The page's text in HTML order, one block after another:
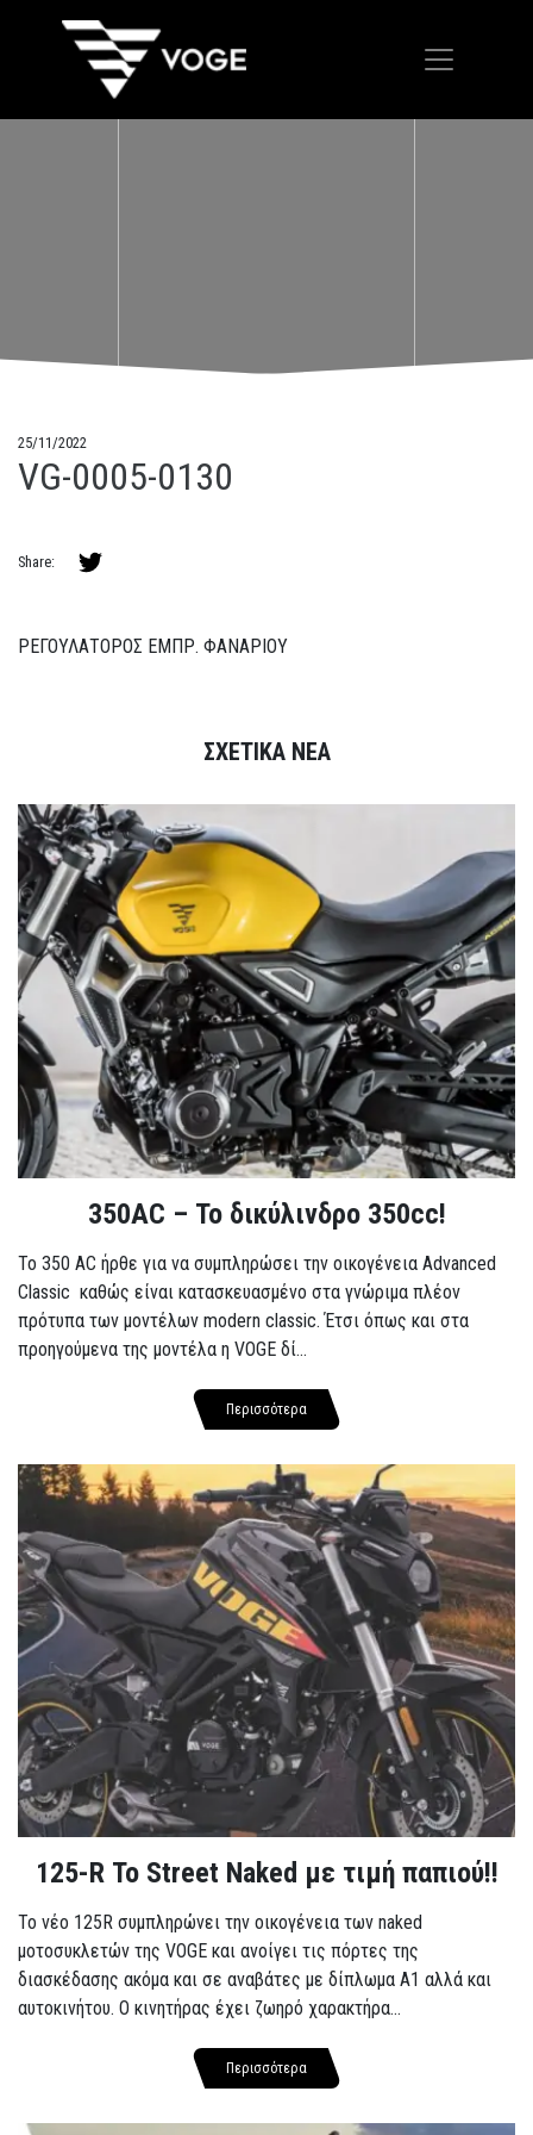
25/11/2022
VG-0005-0130
Share:
ΡΕΓΟΥΛΑΤΟΡΟΣ ΕΜΠΡ. ΦΑΝΑΡΙΟΥ
ΣΧΕΤΙΚΑ ΝΕΑ
350AC – Το δικύλινδρο 350cc!
To 350 AC ήρθε για να συμπληρώσει την οικογένεια Advanced
Classic καθώς είναι κατασκευασμένο στα γνώριμα πλέον
πρότυπα των μοντέλων modern classic. Έτσι όπως και στα
προηγούμενα της μοντέλα η VOGE δί...
Περισσότερα
125-R Το Street Naked με τιμή παπιού!!
Το νέο 125R συμπληρώνει την οικογένεια των naked
μοτοσυκλετών της VOGE και ανοίγει τις πόρτες της
διασκέδασης ακόμα και σε αναβάτες με δίπλωμα A1 αλλά και
αυτοκινήτου. Ο κινητήρας έχει ζωηρό χαρακτήρα...
Περισσότερα